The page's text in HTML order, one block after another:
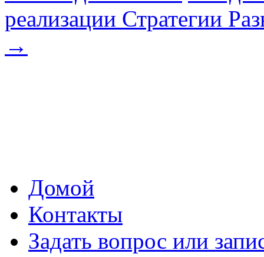
реализации Стратегии
→
Домой
Контакты
Задать вопрос или